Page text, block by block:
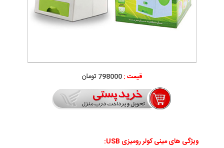
قیمت :798000 تومان
ویژگی های مينی كولر روميزی USB: